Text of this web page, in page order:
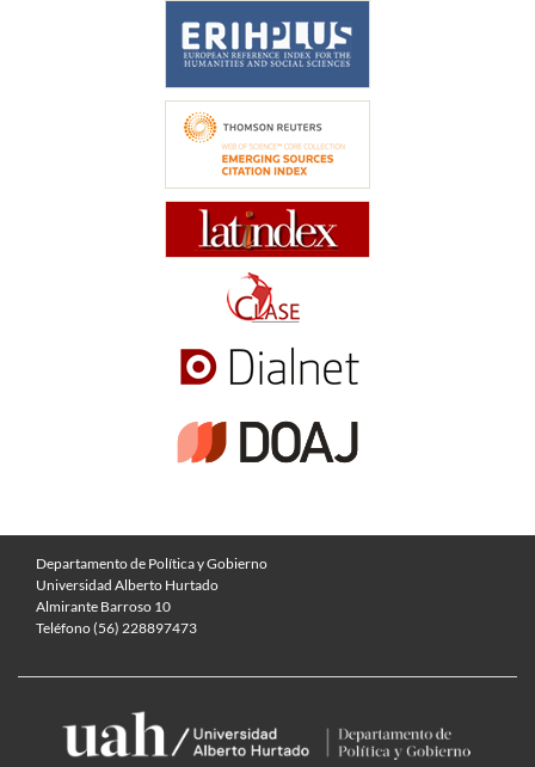
Departamento de Política y Gobierno
Universidad Alberto Hurtado
Almirante Barroso 10
Teléfono (56) 228897473